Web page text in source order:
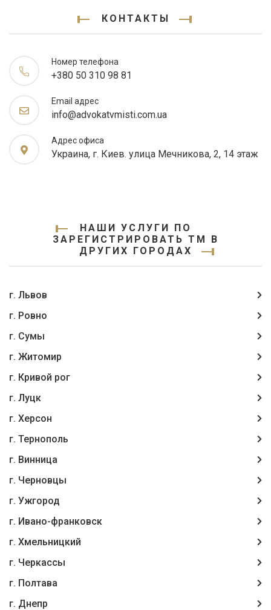
КОНТАКТЫ
Номер телефона
+380 50 310 98 81
Email адрес
info@advokatvmisti.com.ua
Адрес офиса
Украина, г. Киев. улица Мечникова, 2, 14 этаж
НАШИ УСЛУГИ ПО
ЗАРЕГИСТРИРОВАТЬ ТМ В
ДРУГИХ ГОРОДАХ
г. Львов
г. Ровно
г. Сумы
г. Житомир
г. Кривой рог
г. Луцк
г. Херсон
г. Тернополь
г. Винница
г. Чернoвцы
г. Ужгород
г. Ивано-франковск
г. Хмельницкий
г. Черкассы
г. Полтава
г. Днепр